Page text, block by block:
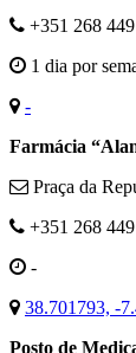
+351 268 449
1 dia por
-
Farmácia
Praça da
+351 268
-
38.701793, -
Posto de